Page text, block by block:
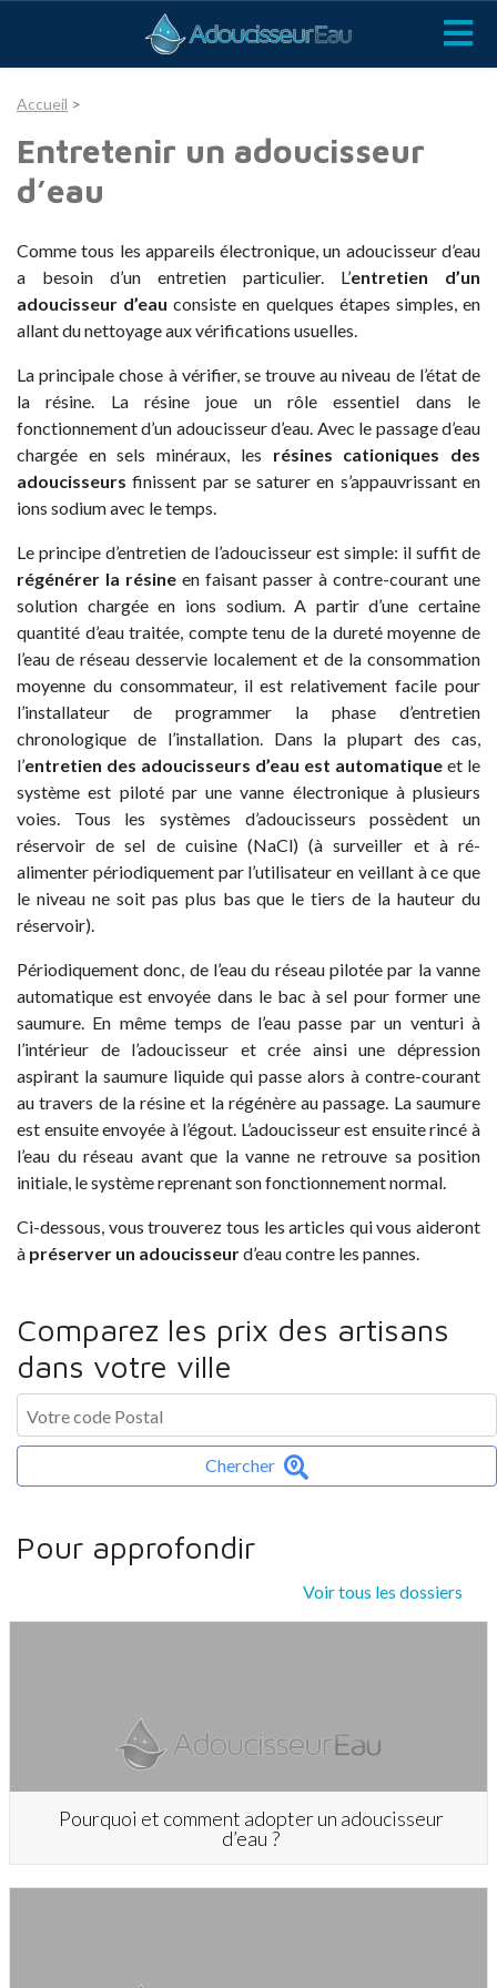
Accueil >
Entretenir un adoucisseur
d’eau
Comme tous les appareils électronique, un adoucisseur d’eau
a besoin d’un entretien particulier. L’entretien d’un
adoucisseur d’eau consiste en quelques étapes simples, en
allant du nettoyage aux vérifications usuelles.
La principale chose à vérifier, se trouve au niveau de l’état de
la résine. La résine joue un rôle essentiel dans le
fonctionnement d’un adoucisseur d’eau. Avec le passage d’eau
chargée en sels minéraux, les résines cationiques des
adoucisseurs finissent par se saturer en s’appauvrissant en
ions sodium avec le temps.
Le principe d’entretien de l’adoucisseur est simple: il suffit de
régénérer la résine en faisant passer à contre-courant une
solution chargée en ions sodium. A partir d’une certaine
quantité d’eau traitée, compte tenu de la dureté moyenne de
l’eau de réseau desservie localement et de la consommation
moyenne du consommateur, il est relativement facile pour
l’installateur de programmer la phase d’entretien
chronologique de l’installation. Dans la plupart des cas,
l’entretien des adoucisseurs d’eau est automatique et le
système est piloté par une vanne électronique à plusieurs
voies. Tous les systèmes d’adoucisseurs possèdent un
réservoir de sel de cuisine (NaCl) (à surveiller et à ré-
alimenter périodiquement par l’utilisateur en veillant à ce que
le niveau ne soit pas plus bas que le tiers de la hauteur du
réservoir).
Périodiquement donc, de l’eau du réseau pilotée par la vanne
automatique est envoyée dans le bac à sel pour former une
saumure. En même temps de l’eau passe par un venturi à
l’intérieur de l’adoucisseur et crée ainsi une dépression
aspirant la saumure liquide qui passe alors à contre-courant
au travers de la résine et la régénère au passage. La saumure
est ensuite envoyée à l’égout. L’adoucisseur est ensuite rincé à
l’eau du réseau avant que la vanne ne retrouve sa position
initiale, le système reprenant son fonctionnement normal.
Ci-dessous, vous trouverez tous les articles qui vous aideront
à préserver un adoucisseurd’eau contre les pannes.
Comparez les prix des artisans
dans votre ville
Chercher
Pour approfondir
Voir tous les dossiers
Pourquoi et comment adopter un adoucisseur
d’eau ?